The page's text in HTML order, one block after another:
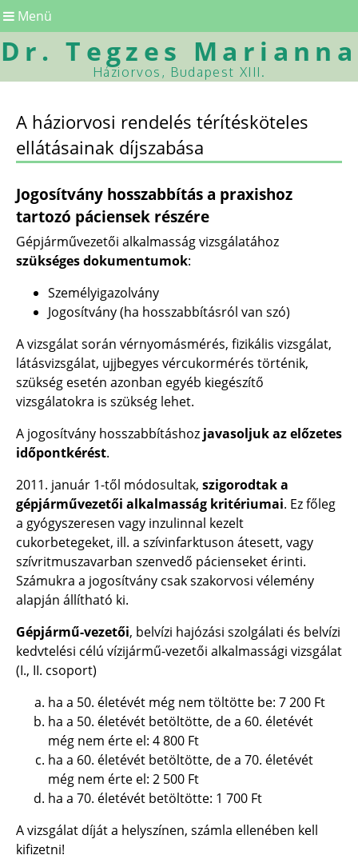
Menü
Dr. Tegzes Marianna
Háziorvos, Budapest XIII.
A háziorvosi rendelés térítésköteles
ellátásainak díjszabása
Jogosítvány hosszabbítás a praxishoz
tartozó páciensek részére
Gépjárművezetői alkalmasság vizsgálatához
szükséges dokumentumok:
Személyigazolvány
Jogosítvány (ha hosszabbításról van szó)
A vizsgálat során vérnyomásmérés, fizikális vizsgálat,
látásvizsgálat, ujjbegyes vércukormérés történik,
szükség esetén azonban egyéb kiegészítő
vizsgálatokra is szükség lehet.
A jogosítvány hosszabbításhoz javasoljuk az előzetes
időpontkérést.
2011. január 1-től módosultak, szigorodtak a
gépjárművezetői alkalmasság kritériumai. Ez főleg
a gyógyszeresen vagy inzulinnal kezelt
cukorbetegeket, ill. a szívinfarktuson átesett, vagy
szívritmuszavarban szenvedő pácienseket érinti.
Számukra a jogosítvány csak szakorvosi vélemény
alapján állítható ki.
Gépjármű-vezetői, belvízi hajózási szolgálati és belvízi
kedvtelési célú vízijármű-vezetői alkalmassági vizsgálat
(I., II. csoport)
ha a 50. életévét még nem töltötte be: 7 200 Ft
ha a 50. életévét betöltötte, de a 60. életévét
még nem érte el: 4 800 Ft
ha a 60. életévét betöltötte, de a 70. életévét
még nem érte el: 2 500 Ft
ha a 70. életévét betöltötte: 1 700 Ft
A vizsgálat díját a helyszínen, számla ellenében kell
kifizetni!